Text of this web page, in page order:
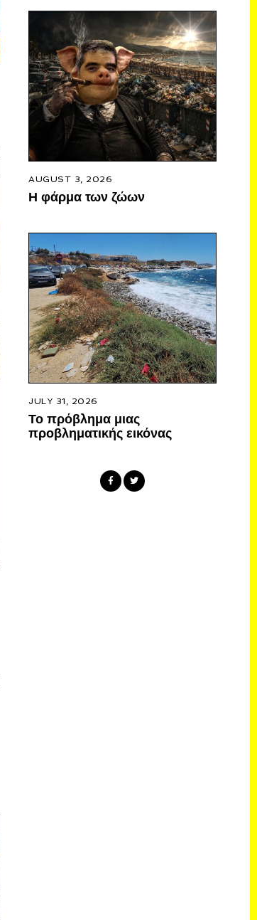
AUGUST 3, 2026
Η φάρμα των ζώων
JULY 31, 2026
Το πρόβλημα μιας
προβληματικής εικόνας